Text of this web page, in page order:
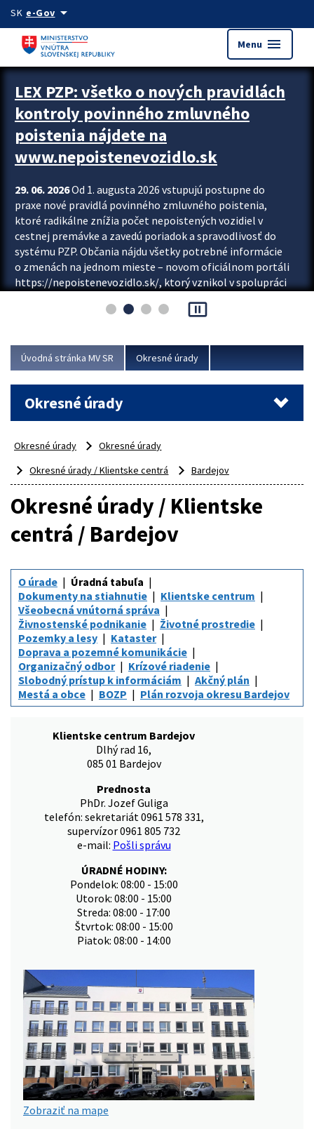
Preskocit na hlavný obsah
SK e-Govarrow_drop_down
Menu menu
Zastavit automatický posun upútavok
LEX PZP: všetko o nových pravidlách
kontroly povinného zmluvného
poistenia nájdete na
www.nepoistenevozidlo.sk
29. 06. 2026Od 1. augusta 2026 vstupujú postupne do
praxe nové pravidlá povinného zmluvného poistenia,
ktoré radikálne znížia počet nepoistených vozidiel v
cestnej premávke a zavedú poriadok a spravodlivosť do
systému PZP. Občania nájdu všetky potrebné informácie
o zmenách na jednom mieste – novom oficiálnom portáli
https://nepoistenevozidlo.sk/, ktorý vznikol v spolupráci
asociácie poisťovní (SLASPO) a Ministerstva vnútra SR.
Viac
pause_presentation
Úvodná stránka MV SR Okresné úrady
Okresné úrady
Okresné úrady
Okresné úrady
Okresné úrady / Klientske centrá
Bardejov
Okresné úrady / Klientske
centrá / Bardejov
O úrade
Úradná tabuľa
Dokumenty na stiahnutie
Klientske centrum
Všeobecná vnútorná správa
Živnostenské podnikanie
Životné prostredie
Pozemky a lesy
Kataster
Doprava a pozemné komunikácie
Organizačný odbor
Krízové riadenie
Slobodný prístup k informáciám
Akčný plán
Mestá a obce
BOZP Plán rozvoja okresu Bardejov
Klientske centrum Bardejov
Dlhý rad 16,
085 01 Bardejov
Prednosta
PhDr. Jozef Guliga
telefón: sekretariát 0961 578 331,
supervízor 0961 805 732
e-mail: Pošli správu
ÚRADNÉ HODINY:
Pondelok: 08:00 - 15:00
Utorok: 08:00 - 15:00
Streda: 08:00 - 17:00
Štvrtok: 08:00 - 15:00
Piatok: 08:00 - 14:00
Zobraziť na mape